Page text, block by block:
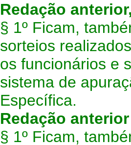
Redação
§ 1º Ficam,
sorteios
os funcionários e
sistema de
Específica.
Redação
§ 1º Ficam,